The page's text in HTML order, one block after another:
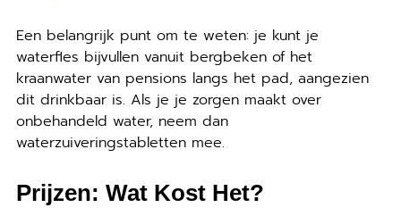
Een belangrijk punt om te weten: je kunt je
waterfles bijvullen vanuit bergbeken of het
kraanwater van pensions langs het pad, aangezien
dit drinkbaar is. Als je je zorgen maakt over
onbehandeld water, neem dan
waterzuiveringstabletten mee.
Prijzen: Wat Kost Het?